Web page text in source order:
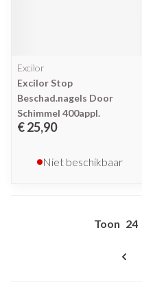
Excilor
Excilor Stop
Beschad.nagels Door
Schimmel 400appl.
€ 25,90
Niet beschikbaar
Toon